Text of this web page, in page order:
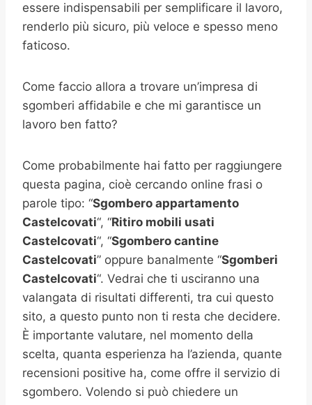
essere indispensabili per semplificare il lavoro,
renderlo più sicuro, più veloce e spesso meno
faticoso.
Come faccio allora a trovare un’impresa di
sgomberi affidabile e che mi garantisce un
lavoro ben fatto?
Come probabilmente hai fatto per raggiungere
questa pagina, cioè cercando online frasi o
parole tipo: “Sgombero appartamento
Castelcovati“, “Ritiro mobili usati
Castelcovati“, “Sgombero cantine
Castelcovati” oppure banalmente “Sgomberi
Castelcovati“. Vedrai che ti usciranno una
valangata di risultati differenti, tra cui questo
sito, a questo punto non ti resta che decidere.
È importante valutare, nel momento della
scelta, quanta esperienza ha l’azienda, quante
recensioni positive ha, come offre il servizio di
sgombero. Volendo si può chiedere un